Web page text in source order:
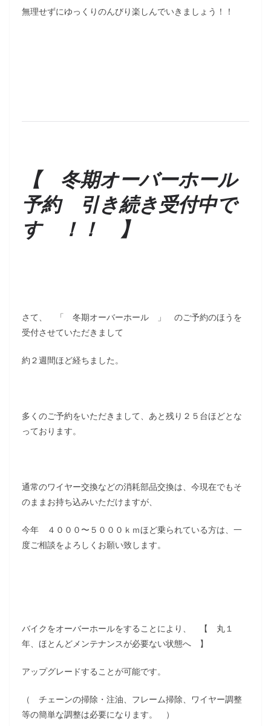
無理せずにゆっくりのんびり楽しんでいきましょう！！
【 冬期オーバーホール
予約 引き続き受付中で
す ！！ 】
さて、 「 冬期オーバーホール 」 のご予約のほうを
受付させていただきまして
約２週間ほど経ちました。
多くのご予約をいただきまして、あと残り２５台ほどとな
っております。
通常のワイヤー交換などの消耗部品交換は、今現在でもそ
のままお持ち込みいただけますが、
今年 ４０００〜５０００ｋｍほど乗られている方は、一
度ご相談をよろしくお願い致します。
バイクをオーバーホールをすることにより、 【 丸１
年、ほとんどメンテナンスが必要ない状態へ 】
アップグレードすることが可能です。
（ チェーンの掃除・注油、フレーム掃除、ワイヤー調整
等の簡単な調整は必要になります。 ）